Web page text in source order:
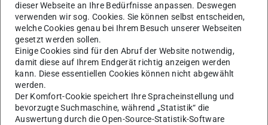
und Abrechnung von Drittmittelprojekten
Fristen zur Abgabe der Zwischennachweise für 2024
Forschungsförderung
Bundesprojekte Unterschriften im Portal easy online:
Veranstaltungsreihe zu Antragsmöglichkeiten in
Horizon Europe:
Wissenschaftlicher Nachwuchs / Ingenium
PromovierDA
dieser Webseite an Ihre Bedürfnisse anpassen. Deswegen
verwenden wir sog. Cookies. Sie können selbst entscheiden,
welche Cookies genau bei Ihrem Besuch unserer Webseiten
gesetzt werden sollen.
Einige Cookies sind für den Abruf der Website notwendig,
damit diese auf Ihrem Endgerät richtig anzeigen werden
kann. Diese essentiellen Cookies können nicht abgewählt
werden.
Der Komfort-Cookie speichert Ihre Spracheinstellung und
bevorzugte Suchmaschine, während „Statistik“ die
Auswertung durch die Open-Source-Statistik-Software